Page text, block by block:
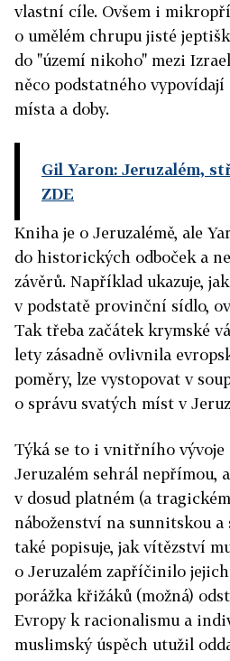
vlastní cíle. Ovšem i
o umělém chrupu jisté
do "území nikoho" mezi
něco podstatného
místa a doby.
Gil Yaron: Jeruzalém,
ZDE
Kniha je o Jeruzalémě, ale
do historických odboček a
závěrů. Například ukazuje,
v podstatě provinční sídlo,
Tak třeba začátek krymské
lety zásadně ovlivnila
poměry, lze vystopovat v
o správu svatých míst v
Týká se to i vnitřního vývoje
Jeruzalém sehrál nepřímou,
v dosud platném (a
náboženství na sunnitskou a
také popisuje, jak vítězství
o Jeruzalém zapříčinilo
porážka křižáků (možná)
Evropy k racionalismu a
muslimský úspěch utužil